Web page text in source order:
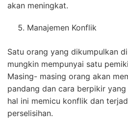
akan meningkat.
Manajemen Konflik
Satu orang yang dikumpulkan
mungkin mempunyai satu
Masing- masing orang akan
pandang dan cara berpikir
hal ini memicu konflik dan
perselisihan.